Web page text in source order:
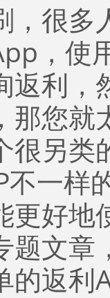
，很多
，使
返利，
那您就
很另类
不一样
更好地
题文章
的返利